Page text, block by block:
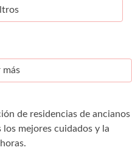
más
de residencias de ancianos
mejores cuidados y la